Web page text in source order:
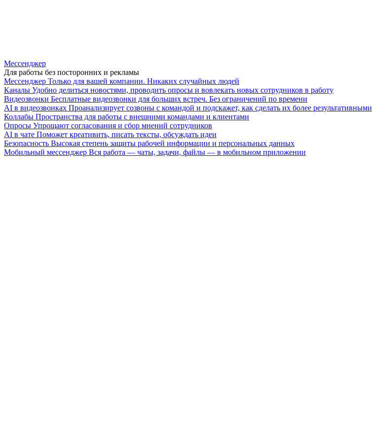
Мессенджер
Для работы без посторонних и рекламы
Мессенджер Только для вашей компании. Никаких случайных людей
Каналы Удобно делиться новостями, проводить опросы и вовлекать новых сотрудников в работу
Видеозвонки Бесплатные видеозвонки для больших встреч. Без ограничений по времени
AI в видеозвонках Проанализирует созвоны с командой и подскажет, как сделать их более результативными
Коллабы Пространства для работы с внешними командами и клиентами
Опросы Упрощают согласования и сбор мнений сотрудников
AI в чате Поможет креативить, писать тексты, обсуждать идеи
Безопасность Высокая степень защиты рабочей информации и персональных данных
Мобильный мессенджер Вся работа — чаты, задачи, файлы — в мобильном приложении